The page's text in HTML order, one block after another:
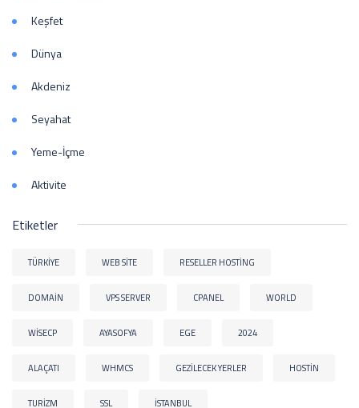
Keşfet
Dünya
Akdeniz
Seyahat
Yeme-İçme
Aktivite
Etiketler
TÜRKIYE WEB SITE RESELLER HOSTING
DOMAIN VPS SERVER CPANEL WORLD
WISECP AYASOFYA EGE 2024
ALAÇATI WHMCS GEZILECEK YERLER HOSTIN
TURIZM SSL İSTANBUL